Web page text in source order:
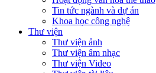
Tin tức ngành và dự án
Khoa học công nghệ
Thư viện
Thư viện ảnh
Thư viện âm nhạc
Thư viện Video